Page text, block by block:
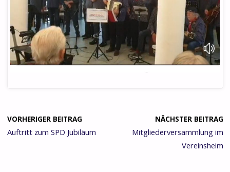
VORHERIGER BEITRAG
Auftritt zum SPD Jubiläum
NÄCHSTER BEITRAG
Mitgliederversammlung im
Vereinsheim